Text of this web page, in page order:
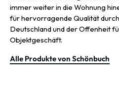
immer weiter in die Wohnung
für hervorragende Qualität
Deutschland und der Offenheit
Objektgeschäft.
Alle Produkte von Schönbuch